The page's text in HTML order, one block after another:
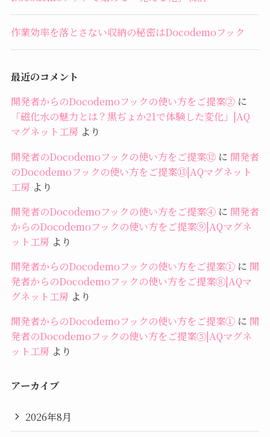
作業効率を落とさない収納の秘密はDocodemoフック
最近のコメント
開発者からのDocodemoフックの使い方をご提案②に
「磁化水の魅力とは？黒ぢょか21で体験した変化」|AQ
マグネット工房 より
開発者のDocodemoフックの使い方をご提案⑫に 開発者
のDocodemoフックの使い方をご提案⑬|AQマグネット
工房 より
開発者のDocodemoフックの使い方をご提案④に 開発者
からのDocodemoフックの使い方をご提案⑨|AQマグネ
ット工房 より
開発者からのDocodemoフックの使い方をご提案①に 開
発者からのDocodemoフックの使い方をご提案⑧|AQマ
グネット工房 より
開発者からのDocodemoフックの使い方をご提案①に 開
発者のDocodemoフックの使い方をご提案⑤|AQマグネ
ット工房 より
アーカイブ
2026年8月